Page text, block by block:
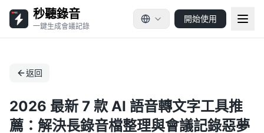
秒聽錄音
一鍵生成會議記錄
開始使用
返回
2026 最新 7 款 AI 語音轉文字工具推
薦：解決長錄音檔整理與會議記錄惡夢